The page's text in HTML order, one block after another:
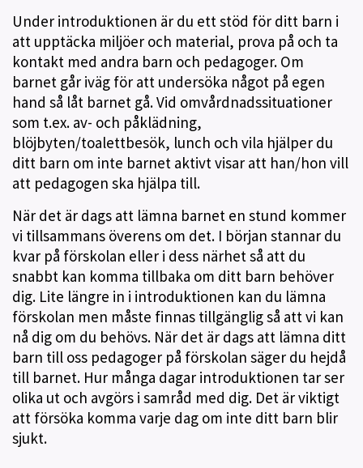
Under introduktionen är du ett stöd för ditt barn i
att upptäcka miljöer och material, prova på och ta
kontakt med andra barn och pedagoger. Om
barnet går iväg för att undersöka något på egen
hand så låt barnet gå. Vid omvårdnadssituationer
som t.ex. av- och påklädning,
blöjbyten/toalettbesök, lunch och vila hjälper du
ditt barn om inte barnet aktivt visar att han/hon vill
att pedagogen ska hjälpa till.
När det är dags att lämna barnet en stund kommer
vi tillsammans överens om det. I början stannar du
kvar på förskolan eller i dess närhet så att du
snabbt kan komma tillbaka om ditt barn behöver
dig. Lite längre in i introduktionen kan du lämna
förskolan men måste finnas tillgänglig så att vi kan
nå dig om du behövs. När det är dags att lämna ditt
barn till oss pedagoger på förskolan säger du hejdå
till barnet. Hur många dagar introduktionen tar ser
olika ut och avgörs i samråd med dig. Det är viktigt
att försöka komma varje dag om inte ditt barn blir
sjukt.